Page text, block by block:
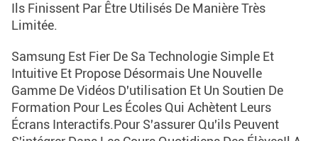
Ils Finissent Par Être Utilisés De Manière Très
Limitée.
Samsung Est Fier De Sa Technologie Simple Et
Intuitive Et Propose Désormais Une Nouvelle
Gamme De Vidéos D'utilisation Et Un Soutien De
Formation Pour Les Écoles Qui Achètent Leurs
Écrans Interactifs.pour S'assurer Qu'ils Peuvent